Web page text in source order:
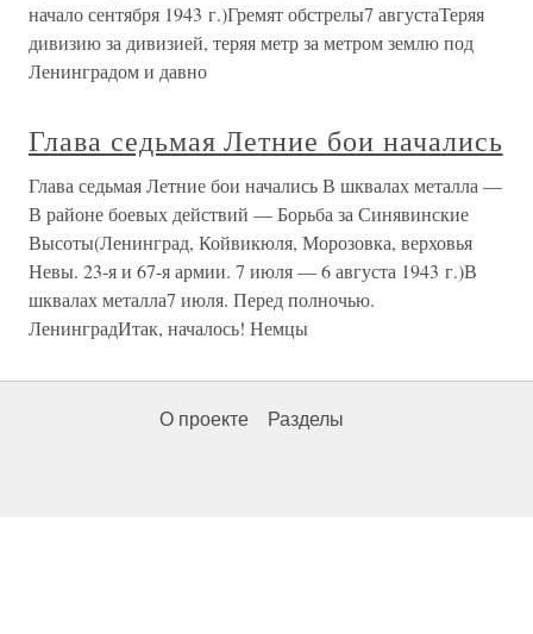
начало сентября 1943 г.)Гремят обстрелы7 августаТеряя
дивизию за дивизией, теряя метр за метром землю под
Ленинградом и давно
Глава седьмая Летние бои начались
Глава седьмая Летние бои начались В шквалах металла —
В районе боевых действий — Борьба за Синявинские
Высоты(Ленинград, Койвикюля, Морозовка, верховья
Невы. 23-я и 67-я армии. 7 июля — 6 августа 1943 г.)В
шквалах металла7 июля. Перед полночью.
ЛенинградИтак, началось! Немцы
О проекте Разделы